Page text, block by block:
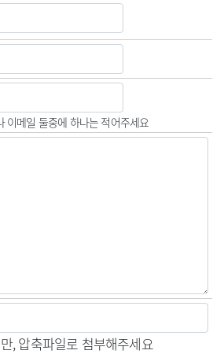
이메일 둘중에 하나는 적어주세요
, 압축파일로 첨부해주세요